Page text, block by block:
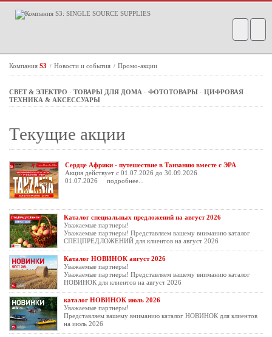
Компания S3 / Новости и события / Промо-акции
СВЕТ & ЭЛЕКТРО · ТОВАРЫ ДЛЯ ДОМА · ФОТОТОВАРЫ · ЦИФРОВАЯ
ТЕХНИКА & АКСЕССУАРЫ
Текущие акции
Сердце Африки - путешествие в Танзанию вместе с ЭРА
Акция действует с 01.07.2026 до 30.09.2026
01.07.2026
подробнее...
Каталог специальных предложений на август 2026
Уважаемые партнеры!
Уважаемые партнеры! Представляем вашему вниманию каталог
СПЕЦПРЕДЛОЖЕНИЙ для клиентов на август 2026
Каталог НОВИНОК август 2026
Уважаемые партнеры!
Уважаемые партнеры! Представляем вашему вниманию каталог
НОВИНОК для клиентов на август 2026
каталог НОВИНОК июль 2026
Уважаемые партнеры!
Представляем вашему вниманию каталог НОВИНОК для клиентов
на июль 2026